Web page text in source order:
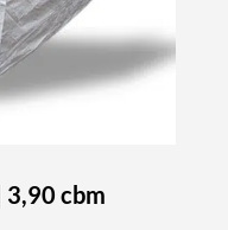
cbm